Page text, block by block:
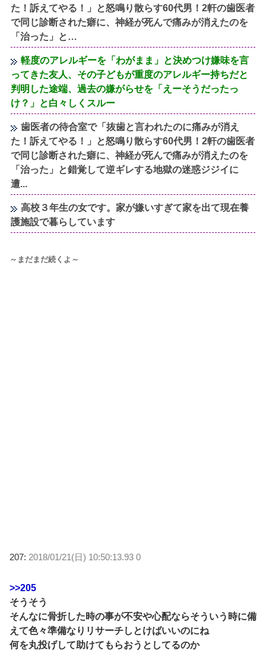
た！訴えてやる！」と怒鳴り散らす60代男！2軒の歯医者
で同じ診断された癖に、神経が死んで痛みが消えたのを
「治った」と…
軽度のアレルギーを「わがまま」と決めつけ嫌味を言
ってきた友人、その子どもが重度のアレルギー持ちだと
判明した途端、過去の嫌がらせを「えーそうだったっ
け？」と白々しくスルー
歯医者の待合室で「抜歯と言われたのに痛みが消え
た！訴えてやる！」と怒鳴り散らす60代男！2軒の歯医者
で同じ診断された癖に、神経が死んで痛みが消えたのを
「治った」と錯覚して逆ギレする地獄の迷惑ジジイに
遭...
高校３年生の女です。家が嫌いすぎて家を出て現在養
護施設で暮らしています
～まだまだ続くよ～
207: 2018/01/21(日) 10:50:13.93 0
>>205
そうそう
そんなに骨折した時の事が不安や心配ならそういう時に備
えて色々準備なりリサーチしとけばいいのにね
何を丸投げして助けてもらおうとしてるのか